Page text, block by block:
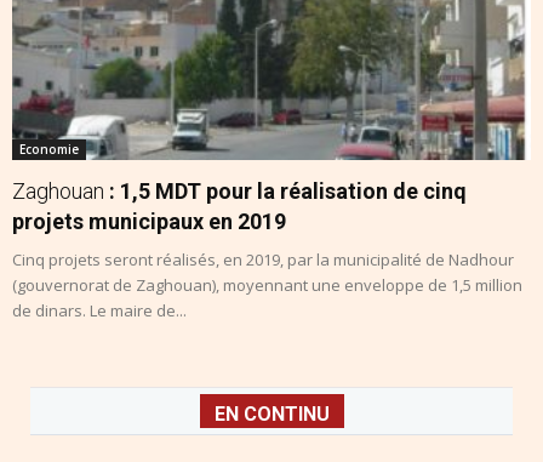
Economie
Zaghouan : 1,5 MDT pour la réalisation de cinq
projets municipaux en 2019
Cinq projets seront réalisés, en 2019, par la municipalité de Nadhour
(gouvernorat de Zaghouan), moyennant une enveloppe de 1,5 million
de dinars. Le maire de...
EN CONTINU